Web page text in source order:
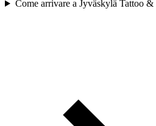
Come arrivare a Jyväskylä Tattoo